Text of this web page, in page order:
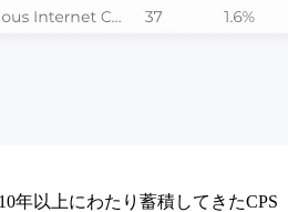
10年以上にわたり蓄積してきたCPS